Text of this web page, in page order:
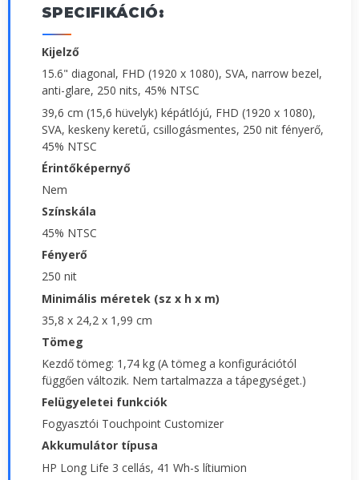
SPECIFIKÁCIÓ:
Kijelző
15.6" diagonal, FHD (1920 x 1080), SVA, narrow bezel,
anti-glare, 250 nits, 45% NTSC
39,6 cm (15,6 hüvelyk) képátlójú, FHD (1920 x 1080),
SVA, keskeny keretű, csillogásmentes, 250 nit fényerő,
45% NTSC
Érintőképernyő
Nem
Színskála
45% NTSC
Fényerő
250 nit
Minimális méretek (sz x h x m)
35,8 x 24,2 x 1,99 cm
Tömeg
Kezdő tömeg: 1,74 kg (A tömeg a konfigurációtól
függően változik. Nem tartalmazza a tápegységet.)
Felügyeletei funkciók
Fogyasztói Touchpoint Customizer
Akkumulátor típusa
HP Long Life 3 cellás, 41 Wh-s lítiumion